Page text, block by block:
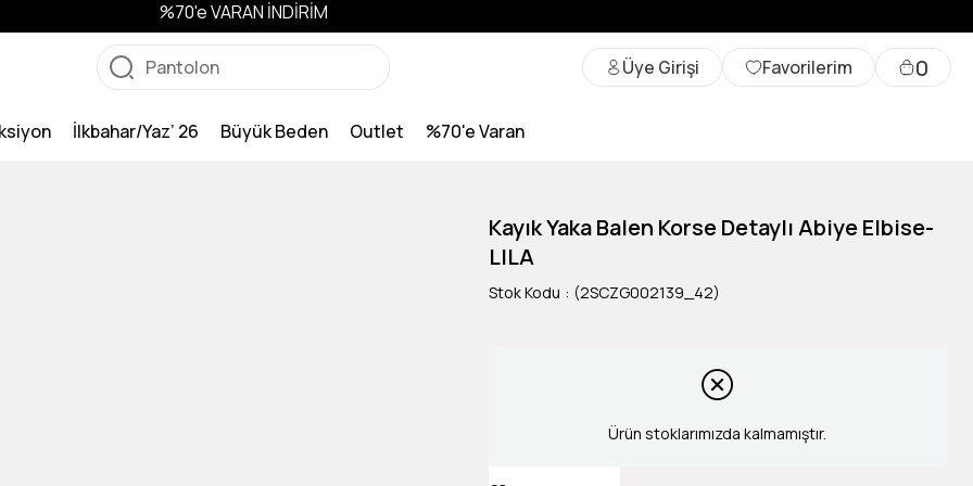
%70'e VARAN İNDİRİM
Üye Girişi Favorilerim 0
İlkbahar/Yaz’ 26 Büyük Beden Outlet %70'e Varan
Kayık Yaka Balen Korse Detaylı Abiye Elbise-
LILA
Stok Kodu (2SCZG002139_42)
Ürün stoklarımızda kalmamıştır.